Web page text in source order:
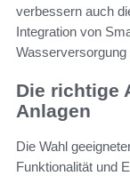
verbessern auch
Integration von
Die richtige
Anlagen
Die Wahl
Funktionalität und